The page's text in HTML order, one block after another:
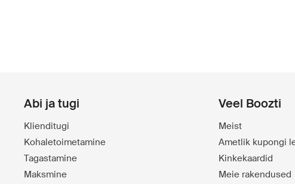
Abi ja tugi
Klienditugi
Kohaletoimetamine
Tagastamine
Maksmine
Veel Boozti
Meist
Ametlik kupongi
Kinkekaardid
Meie rakendused